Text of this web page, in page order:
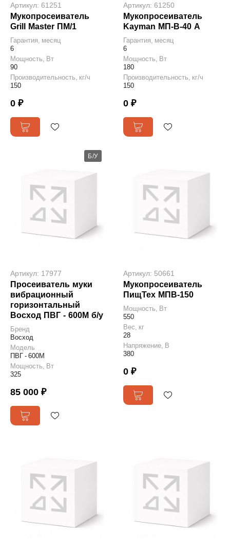
Артикул: 61251
Мукопросеиватель
Grill Master ПМ/1
Гарантия, месяц
6
Мощность, Вт
90
Производительность, кг/ч
150
0 ₽
Артикул: 61250
Мукопросеиватель
Kayman МП-В-40 А
Гарантия, месяц
6
Мощность, Вт
180
Производительность, кг/ч
150
0 ₽
Б/У
Артикул: 17977
Просеиватель муки
вибрационный
горизонтальный
Восход ПВГ - 600М б/у
Бренд
Восход
Модель
ПВГ - 600М
Мощность, Вт
325
85 000 ₽
Артикул: 50661
Мукопросеиватель
ПищТех МПВ-150
Мощность, Вт
550
Вес, кг
28
Напряжение, В
380
0 ₽